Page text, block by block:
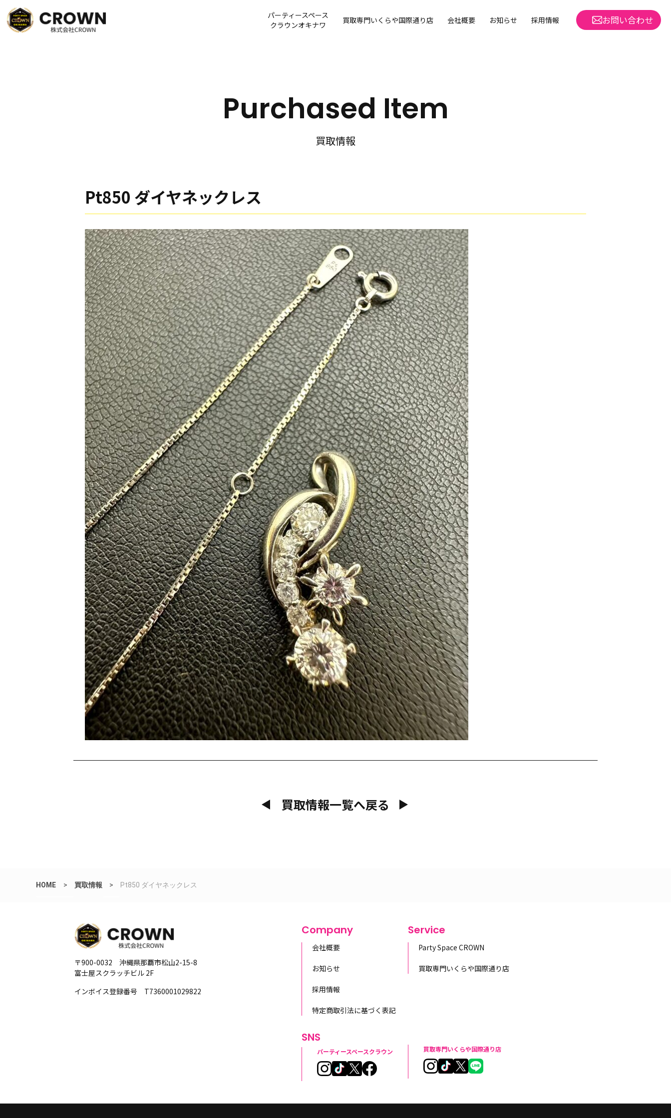
パーティースペース
クラウンオキナワ
買取専門いくらや国際通り店 会社概要 お知らせ 採用情報 お問い合わせ
Purchased Item
買取情報
Pt850 ダイヤネックレス
買取情報一覧へ戻る
HOME > 買取情報 > Pt850 ダイヤネックレス
〒900-0032 沖縄県那覇市松山2-15-8
富士屋スクラッチビル 2F
インボイス登録番号 T7360001029822
Company
会社概要
お知らせ
採用情報
特定商取引法に基づく表記
Service
Party Space CROWN
買取専門いくらや国際通り店
SNS
パーティースペースクラウン 買取専門いくらや国際通り店